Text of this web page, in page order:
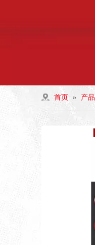
首页 » 产品